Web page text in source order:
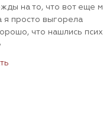
на то, что вот еще
я просто выгорела
что нашлись